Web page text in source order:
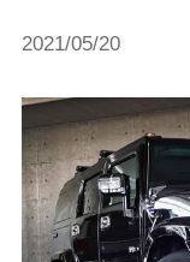
2021/05/20